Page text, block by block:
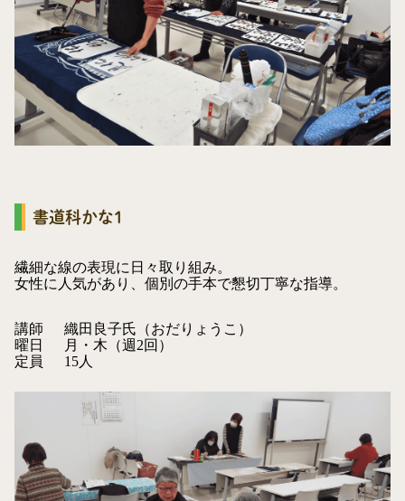
書道科かな1
繊細な線の表現に日々取り組み。
女性に人気があり、個別の手本で懇切丁寧な指導。
講師
織田良子氏（おだりょうこ）
曜日
月・木（週2回）
定員
15人